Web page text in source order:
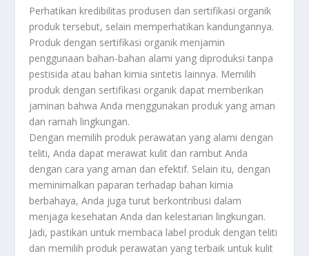
Perhatikan kredibilitas produsen dan sertifikasi organik
produk tersebut, selain memperhatikan kandungannya.
Produk dengan sertifikasi organik menjamin
penggunaan bahan-bahan alami yang diproduksi tanpa
pestisida atau bahan kimia sintetis lainnya. Memilih
produk dengan sertifikasi organik dapat memberikan
jaminan bahwa Anda menggunakan produk yang aman
dan ramah lingkungan.
Dengan memilih produk perawatan yang alami dengan
teliti, Anda dapat merawat kulit dan rambut Anda
dengan cara yang aman dan efektif. Selain itu, dengan
meminimalkan paparan terhadap bahan kimia
berbahaya, Anda juga turut berkontribusi dalam
menjaga kesehatan Anda dan kelestarian lingkungan.
Jadi, pastikan untuk membaca label produk dengan teliti
dan memilih produk perawatan yang terbaik untuk kulit